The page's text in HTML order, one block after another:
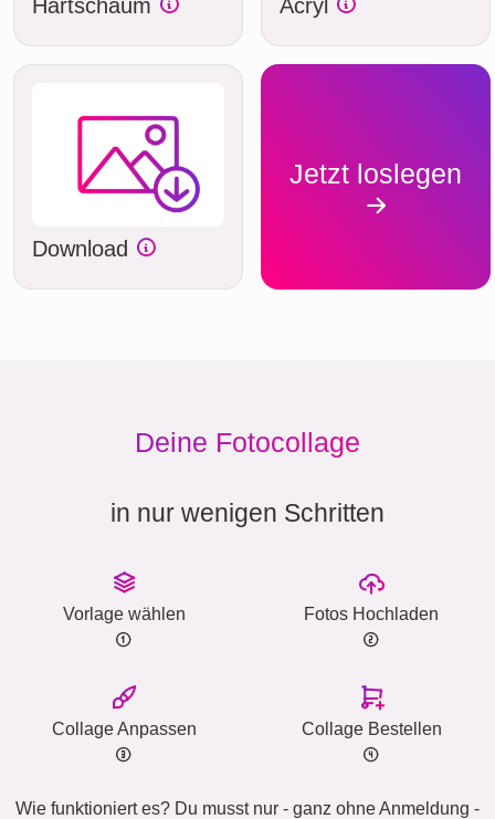
Hartschaum Acryl
Download
Jetzt loslegen
Deine Fotocollage
in nur wenigen Schritten
Vorlage wählen Fotos Hochladen
Collage Anpassen Collage Bestellen
Wie funktioniert es? Du musst nur - ganz ohne Anmeldung -